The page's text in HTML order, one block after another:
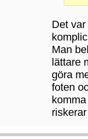
Det
Man
lättare
göra
foten